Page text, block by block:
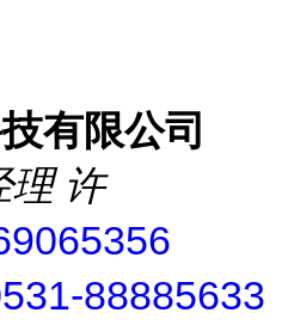
有限公司
理 许
88885633